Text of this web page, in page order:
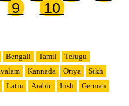
9 10
Bengali Tamil
Telugu
Kannada Oriya
Sikh
Latin Arabic Irish
German